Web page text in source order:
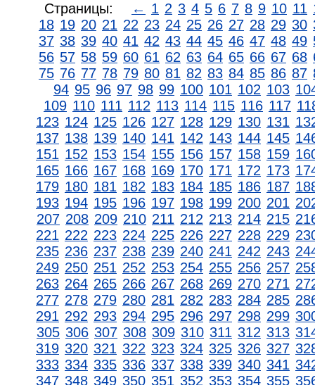
Страницы: ← 1 2 3 4 5 6 7 8 9 10 11
18 19 20 21 22 23 24 25 26 27 28 29 30
37 38 39 40 41 42 43 44 45 46 47 48 49
56 57 58 59 60 61 62 63 64 65 66 67 68
75 76 77 78 79 80 81 82 83 84 85 86 87
94 95 96 97 98 99 100 101 102 103
109 110 111 112 113 114 115 116 117
123 124 125 126 127 128 129 130 131
137 138 139 140 141 142 143 144 145
151 152 153 154 155 156 157 158 159
165 166 167 168 169 170 171 172 173
179 180 181 182 183 184 185 186 187
193 194 195 196 197 198 199 200 201
207 208 209 210 211 212 213 214 215
221 222 223 224 225 226 227 228 229
235 236 237 238 239 240 241 242 243
249 250 251 252 253 254 255 256 257
263 264 265 266 267 268 269 270 271
277 278 279 280 281 282 283 284 285
291 292 293 294 295 296 297 298 299
305 306 307 308 309 310 311 312 313
319 320 321 322 323 324 325 326 327
333 334 335 336 337 338 339 340 341
347 348 349 350 351 352 353 354 355